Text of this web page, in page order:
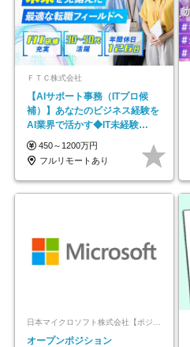
ＦＴＣ株式会社
【AIサポート事務（ITプロ候
補）】あなたのビジネス経験を
AI業界で活かす◆IT未経験
OK◆目指せるコンサル
450～1200万円
フルリモートあり
オープンポジション